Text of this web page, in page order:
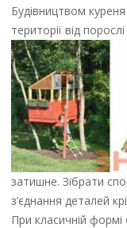
Будівництвом
території від
затишне. Зібрати
з’єднання деталей
При класичній